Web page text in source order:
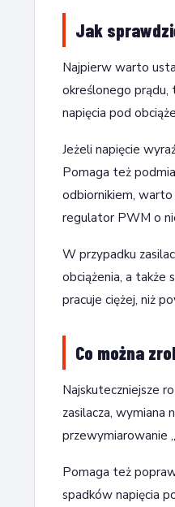
Jak
Najpierw warto
określonego prądu,
napięcia pod
Jeżeli napięcie
Pomaga też
odbiornikiem, warto
regulator PWM o
W przypadku
obciążenia, a także
pracuje ciężej, niż
Co można
Najskuteczniejsze
zasilacza,
przewymiarowanie
Pomaga też
spadków napięcia